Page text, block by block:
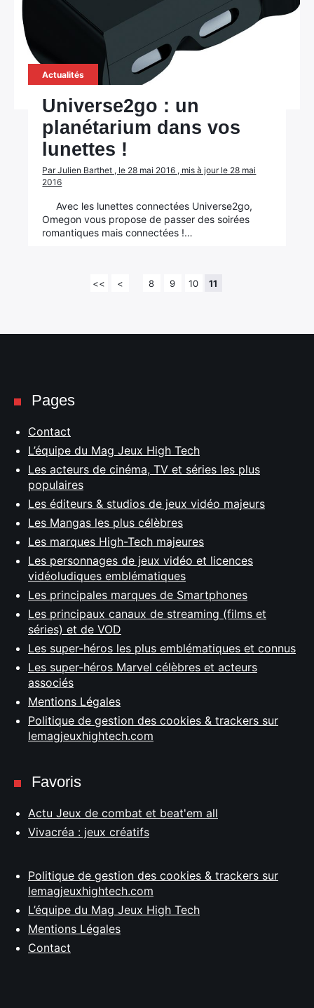
Actualités
Universe2go : un
planétarium dans vos
lunettes !
Par Julien Barthet , le 28 mai 2016 , mis à jour le 28 mai
2016
Avec les lunettes connectées Universe2go,
Omegon vous propose de passer des soirées
romantiques mais connectées !…
<< < 8 9 10 11
Pages
Contact
L’équipe du Mag Jeux High Tech
Les acteurs de cinéma, TV et séries les plus
populaires
Les éditeurs & studios de jeux vidéo majeurs
Les Mangas les plus célèbres
Les marques High-Tech majeures
Les personnages de jeux vidéo et licences
vidéoludiques emblématiques
Les principales marques de Smartphones
Les principaux canaux de streaming (films et
séries) et de VOD
Les super-héros les plus emblématiques et connus
Les super-héros Marvel célèbres et acteurs
associés
Mentions Légales
Politique de gestion des cookies & trackers sur
lemagjeuxhightech.com
Favoris
Actu Jeux de combat et beat'em all
Vivacréa : jeux créatifs
Politique de gestion des cookies & trackers sur
lemagjeuxhightech.com
L’équipe du Mag Jeux High Tech
Mentions Légales
Contact